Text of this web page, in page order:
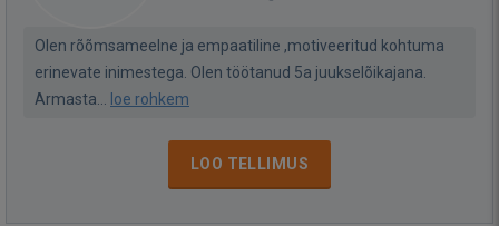
Olen rõõmsameelne ja empaatiline ,motiveeritud kohtuma
erinevate inimestega. Olen töötanud 5a juukselõikajana.
Armasta...
loe rohkem
LOO TELLIMUS